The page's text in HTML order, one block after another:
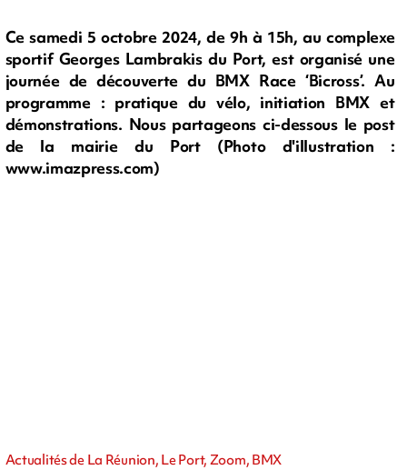
Ce samedi 5 octobre 2024, de 9h à 15h, au complexe
sportif Georges Lambrakis du Port, est organisé une
journée de découverte du BMX Race ‘Bicross’. Au
programme : pratique du vélo, initiation BMX et
démonstrations. Nous partageons ci-dessous le post
de la mairie du Port (Photo d'illustration :
www.imazpress.com)
Actualités de La Réunion, Le Port, Zoom, BMX